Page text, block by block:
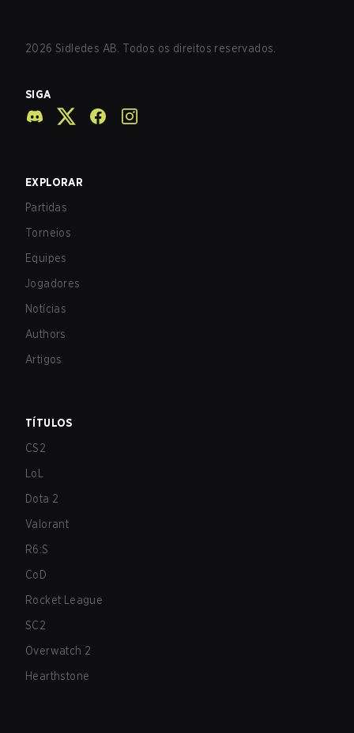
2026 Sidledes AB. Todos os direitos reservados.
SIGA
EXPLORAR
Partidas
Torneios
Equipes
Jogadores
Notícias
Authors
Artigos
TÍTULOS
CS2
LoL
Dota 2
Valorant
R6:S
CoD
Rocket League
SC2
Overwatch 2
Hearthstone